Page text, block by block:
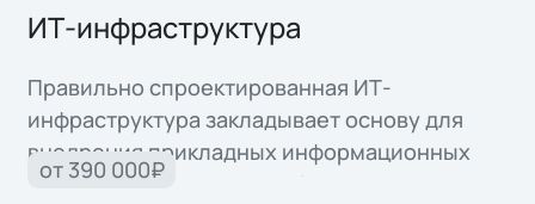
ИТ-инфраструктура
Правильно спроектированная ИТ-
инфраструктура закладывает основу для
внедрения прикладных информационных
систем и автоматизации бизнес-процессов.
от 390 000₽